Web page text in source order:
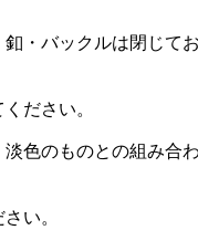
・バックルは閉じてお
ださい。
色のものとの組み合わ
い。